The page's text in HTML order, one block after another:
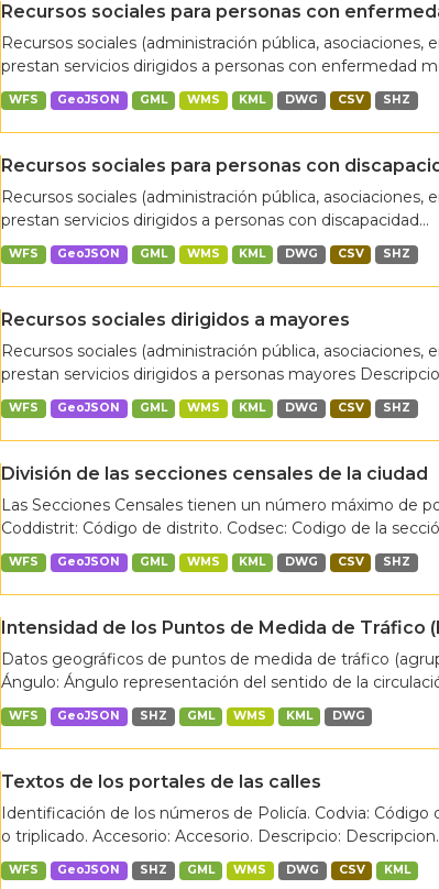
Recursos sociales para personas con
Recursos sociales (administración pública,
prestan servicios dirigidos a personas con enfermedad
WFS GeoJSON GML WMS KML DWG CSV SHZ
Recursos sociales para personas con
Recursos sociales (administración pública,
prestan servicios dirigidos a personas con discapacidad...
WFS GeoJSON GML WMS KML DWG CSV SHZ
Recursos sociales dirigidos a mayores
Recursos sociales (administración pública,
prestan servicios dirigidos a personas mayores
WFS GeoJSON GML WMS KML DWG CSV SHZ
División de las secciones censales de la ciudad
Las Secciones Censales tienen un número máximo de
Coddistrit: Código de distrito. Codsec: Codigo de la
WFS GeoJSON GML WMS KML DWG CSV SHZ
Intensidad de los Puntos de Medida de Tráfico
Datos geográficos de puntos de medida de tráfico
Ángulo: Ángulo representación del sentido de la
WFS GeoJSON SHZ GML WMS KML DWG
Textos de los portales de las calles
Identificación de los números de Policía. Codvia:
o triplicado. Accesorio: Accesorio. Descripcio:
WFS GeoJSON SHZ GML WMS DWG CSV KML